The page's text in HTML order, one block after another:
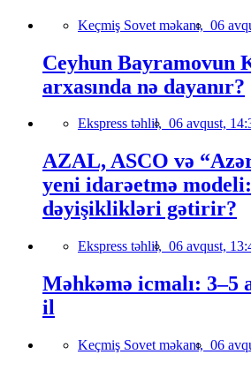
Keçmiş Sovet məkanı, 06
Ceyhun Bayramovun
arxasında nə dayanır?
Ekspress təhlil, 06 avqust,
AZAL, ASCO və
yeni idarəetmə
dəyişiklikləri gətirir?
Ekspress təhlil, 06 avqust,
Məhkəmə icmalı: 3–5
il
Keçmiş Sovet məkanı, 06